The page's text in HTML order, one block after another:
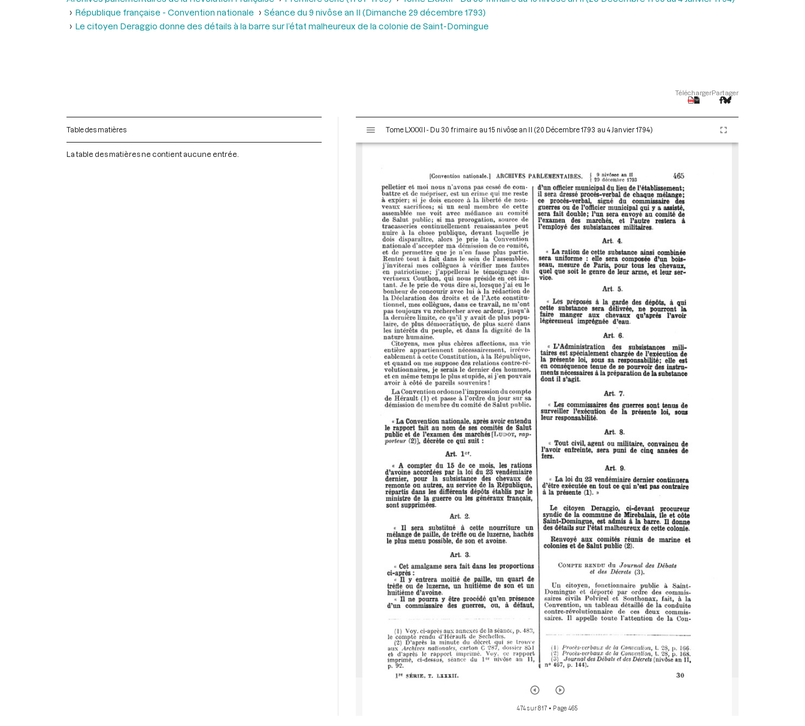
République française - Convention nationale
Séance du 9 nivôse an II (Dimanche 29 décembre 1793)
Le citoyen Deraggio donne des détails à la barre sur l’état malheureux de la colonie de Saint-Domingue
TéléchargerPartager
Table des matières
La table des matières ne contient aucune entrée.
s
Tome LXXXII - Du 30 frimaire au 15 nivôse an II (20 Décembre 1793 au 4 Janvier 1794)
474 sur 817 • Page 465